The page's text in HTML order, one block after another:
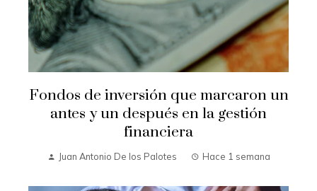
Fondos de inversión que marcaron un
antes y un después en la gestión
financiera
Juan Antonio De los Palotes Hace 1 semana